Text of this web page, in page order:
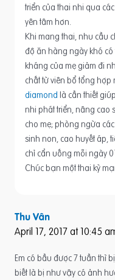
triển của thai nhi qua
yên tâm hơn.
Khi mang thai, nhu cầu
độ ăn hàng ngày khó
kháng của mẹ giảm đi
chất từ viên bổ tổng hợp
diamond là cần thiết
nhi phát triển, nâng cao
cho mẹ; phòng ngừa
sinh non, cao huyết áp,
chỉ cẩn uống mỗi ngày
Chúc bạn một thai kỳ
Thu Vân
April 17, 2017 at 10:45
Em có bầu được 7 tuần thì
biết là bị như vậy có ảnh